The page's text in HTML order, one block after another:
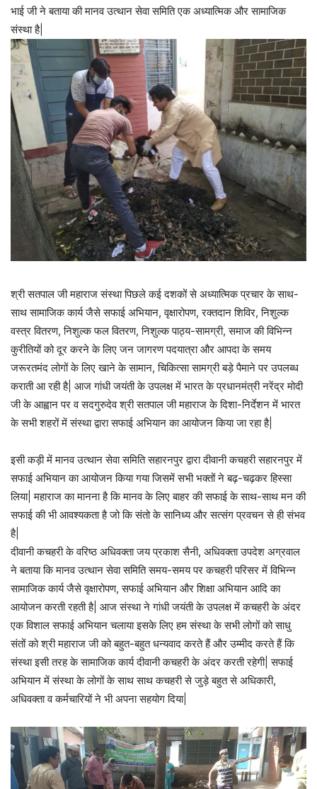
भाई जी ने बताया की मानव उत्थान सेवा समिति एक अध्यात्मिक और सामाजिक
संस्था है|
श्री सतपाल जी महाराज संस्था पिछले कई दशकों से अध्यात्मिक प्रचार के साथ-
साथ सामाजिक कार्य जैसे सफाई अभियान, वृक्षारोपण, रक्तदान शिविर, निशुल्क
वस्त्र वितरण, निशुल्क फल वितरण, निशुल्क पाठ्य-सामग्री, समाज की विभिन्न
कुरीतियों को दूर करने के लिए जन जागरण पदयात्रा और आपदा के समय
जरूरतमंद लोगों के लिए खाने के सामान, चिकित्सा सामग्री बड़े पैमाने पर उपलब्ध
कराती आ रही है| आज गांधी जयंती के उपलक्ष में भारत के प्रधानमंत्री नरेंद्र मोदी
जी के आह्वान पर व सदगुरुदेव श्री सतपाल जी महाराज के दिशा-निर्देशन में भारत
के सभी शहरों में संस्था द्वारा सफाई अभियान का आयोजन किया जा रहा है|
इसी कड़ी में मानव उत्थान सेवा समिति सहारनपुर द्वारा दीवानी कचहरी सहारनपुर में
सफाई अभियान का आयोजन किया गया जिसमें सभी भक्तों ने बढ़-चढ़कर हिस्सा
लिया| महाराज का मानना है कि मानव के लिए बाहर की सफाई के साथ-साथ मन की
सफाई की भी आवश्यकता है जो कि संतो के सानिध्य और सत्संग प्रवचन से ही संभव
है|
दीवानी कचहरी के वरिष्ठ अधिवक्ता जय प्रकाश सैनी, अधिवक्ता उपदेश अग्रवाल
ने बताया कि मानव उत्थान सेवा समिति समय-समय पर कचहरी परिसर में विभिन्न
सामाजिक कार्य जैसे वृक्षारोपण, सफाई अभियान और शिक्षा अभियान आदि का
आयोजन करती रहती है| आज संस्था ने गांधी जयंती के उपलक्ष में कचहरी के अंदर
एक विशाल सफाई अभियान चलाया इसके लिए हम संस्था के सभी लोगों को साधु
संतों को श्री महाराज जी को बहुत-बहुत धन्यवाद करते हैं और उम्मीद करते हैं कि
संस्था इसी तरह के सामाजिक कार्य दीवानी कचहरी के अंदर करती रहेगी| सफाई
अभियान में संस्था के लोगों के साथ साथ कचहरी से जुड़े बहुत से अधिकारी,
अधिवक्ता व कर्मचारियों ने भी अपना सहयोग दिया|